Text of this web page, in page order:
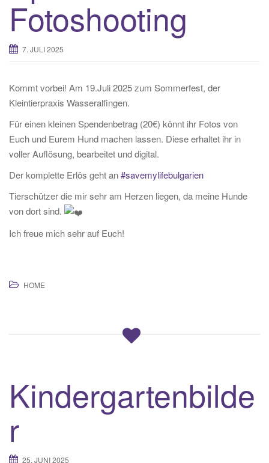
Fotoshooting
7. JULI 2025
Kommt vorbei! Am 19.Juli 2025 zum Sommerfest, der
Kleintierpraxis Wasseralfingen.
Für einen kleinen Spendenbetrag (20€) könnt ihr Fotos von
Euch und Eurem Hund machen lassen. Diese erhaltet ihr in
voller Auflösung, bearbeitet und digital.
Der komplette Erlös geht an#savemylifebulgarien
Tierschützer die mir sehr am Herzen liegen, da meine Hunde
von dort sind.
Ich freue mich sehr auf Euch!
HOME
Kindergartenbilde
r
25. JUNI 2025